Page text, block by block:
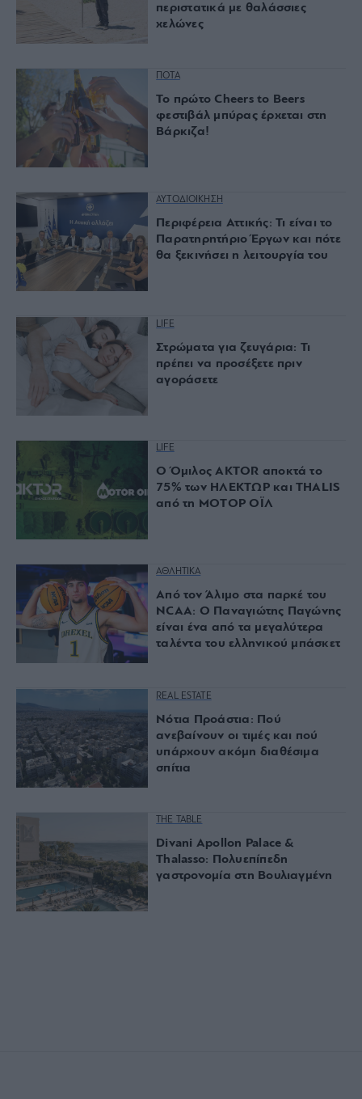
περιστατικά με θαλάσσιες
χελώνες
ΠΟΤΑ
Το πρώτο Cheers to Beers
φεστιβάλ μπύρας έρχεται στη
Βάρκιζα!
ΑΥΤΟΔΙΟΙΚΗΣΗ
Περιφέρεια Αττικής: Τι είναι το
Παρατηρητήριο Έργων και πότε
θα ξεκινήσει η λειτουργία του
LIFE
Στρώματα για ζευγάρια: Τι
πρέπει να προσέξετε πριν
αγοράσετε
LIFE
Ο Όμιλος AKTOR αποκτά το
75% των ΗΛΕΚΤΩΡ και THALIS
από τη ΜΟΤΟΡ ΟΪΛ
ΑΘΛΗΤΙΚΑ
Από τον Άλιμο στα παρκέ του
NCAA: Ο Παναγιώτης Παγώνης
είναι ένα από τα μεγαλύτερα
ταλέντα του ελληνικού μπάσκετ
REAL ESTATE
Νότια Προάστια: Πού
ανεβαίνουν οι τιμές και πού
υπάρχουν ακόμη διαθέσιμα
σπίτια
THE TABLE
Divani Apollon Palace &
Thalasso: Πολυεπίπεδη
γαστρονομία στη Βουλιαγμένη